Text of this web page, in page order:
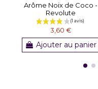
Arôme Noix de Coco -
Revolute
3,60 €
Ajouter au panier